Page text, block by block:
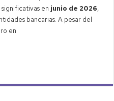
en junio de 2026,
bancarias. A pesar del
en